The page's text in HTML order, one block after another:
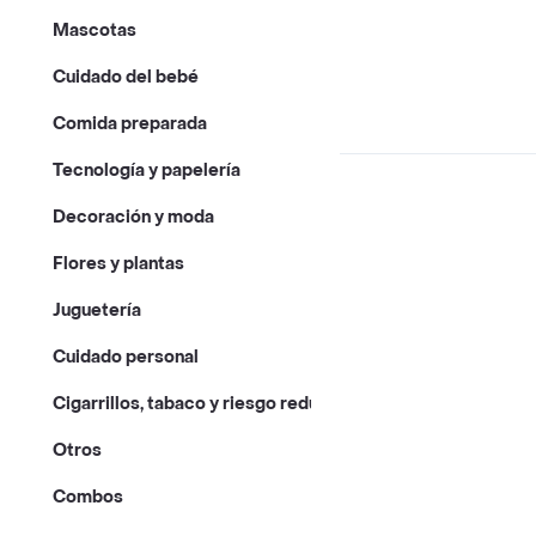
Mascotas
Cuidado del bebé
Comida preparada
Tecnología y papelería
Decoración y moda
Flores y plantas
Juguetería
Cuidado personal
Cigarrillos, tabaco y riesgo reducido
Otros
Combos